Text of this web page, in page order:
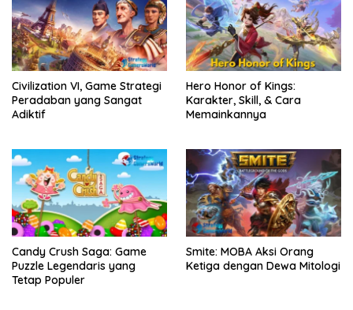
Civilization VI, Game Strategi
Peradaban yang Sangat
Adiktif
Hero Honor of Kings:
Karakter, Skill, & Cara
Memainkannya
Candy Crush Saga: Game
Puzzle Legendaris yang
Tetap Populer
Smite: MOBA Aksi Orang
Ketiga dengan Dewa Mitologi